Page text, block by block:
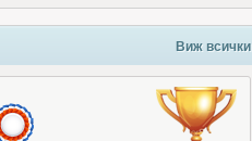
Виж всички